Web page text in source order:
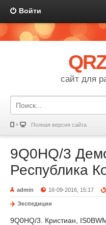
Войти
сайт для
Полная версия сайта
9Q0HQ/3
Республика
admin 16-09-2016, 15:17
Экспедиции
9Q0HQ/3. Кристиан,